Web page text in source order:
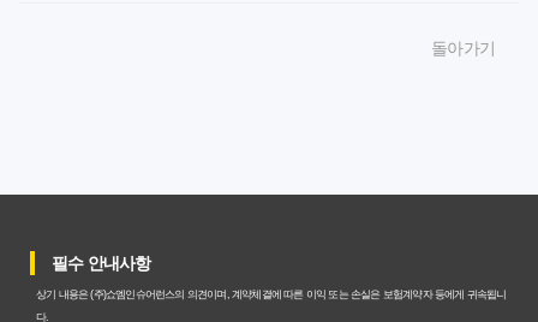
갱신형 암보험과 비갱신형, 어떤 차이가 있을까? 내게 맞는
암보험비갱신형, 평생 고정 보험료의 숨겨진 가치와 현명한
선택 기준
돌아가기
필수 안내사항
상기 내용은 (주)쇼엠인슈어런스의 의견이며, 계약체결에 따른 이익 또는 손실은 보험계약자 등에게 귀속됩니
다.